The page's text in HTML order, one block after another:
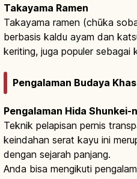
Takayama Ramen
Takayama ramen (chūka
berbasis kaldu ayam dan
keriting, juga populer sebagai
Pengalaman Budaya
Pengalaman Hida Shunkei-
Teknik pelapisan pernis
keindahan serat kayu ini
dengan sejarah panjang.
Anda bisa mengikuti